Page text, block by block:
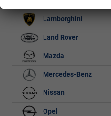
Lamborghini
Land Rover
Mazda
Mercedes-Benz
Nissan
Opel